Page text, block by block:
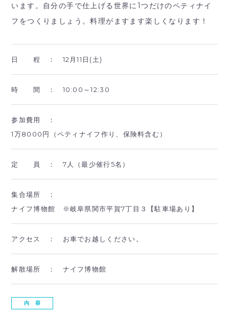
います。自分の手で仕上げる世界に1つだけのペティナイ
フをつくりましょう。料理がますます楽しくなります！
日 程 ： 12月11日(土)
時 間 ： 10:00～12:30
参加費用 ：
1万8000円（ペティナイフ作り、保険料含む）
定 員 ： 7人（最少催行5名）
集合場所 ：
ナイフ博物館 ※岐阜県関市平賀7丁目３【駐車場あり】
アクセス ： お車でお越しください。
解散場所 ： ナイフ博物館
内 容